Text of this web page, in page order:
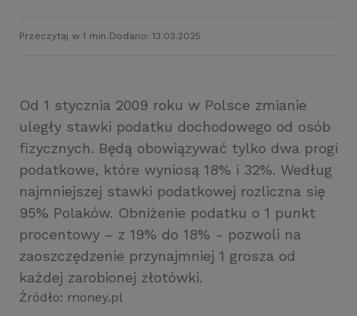
Przeczytaj w 1 min. Dodano: 13.03.2025
Od 1 stycznia 2009 roku w Polsce zmianie
uległy stawki podatku dochodowego od osób
fizycznych. Będą obowiązywać tylko dwa progi
podatkowe, które wyniosą 18% i 32%. Według
najmniejszej stawki podatkowej rozliczna się
95% Polaków. Obniżenie podatku o 1 punkt
procentowy – z 19% do 18% - pozwoli na
zaoszczędzenie przynajmniej 1 grosza od
każdej zarobionej złotówki.
Źródło: money.pl